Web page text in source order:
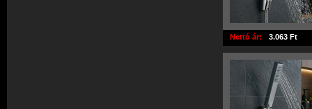
Nettó ár: 3.063 Ft